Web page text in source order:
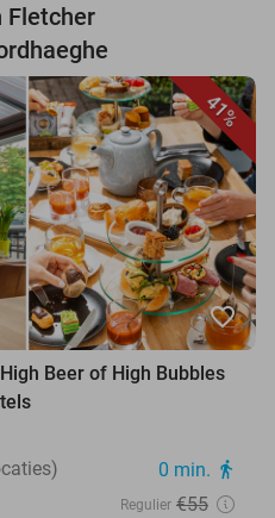
Fletcher
41%
favorite_border
Beer of High Bubbles
0 min. directions_walk
Regulier €55